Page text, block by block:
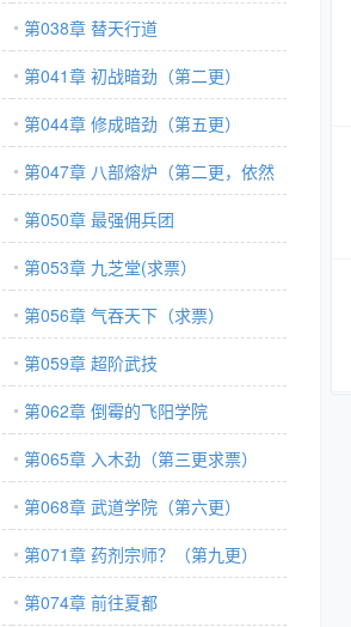
第038章 替天行道
第041章 初战暗劲（第二更）
第044章 修成暗劲（第五更）
第047章 八部熔炉（第二更，依然
求票）
第050章 最强佣兵团
第053章 九芝堂(求票）
第056章 气吞天下（求票）
第059章 超阶武技
第062章 倒霉的飞阳学院
第065章 入木劲（第三更求票）
第068章 武道学院（第六更）
第071章 药剂宗师？（第九更）
第074章 前往夏都